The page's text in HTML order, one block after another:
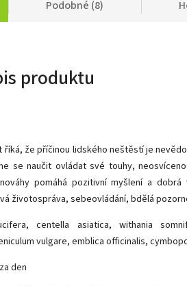
Podobné (8)
produktu
že příčinou lidského neštěstí je
se naučit ovládat své touhy,
pomáhá pozitivní myšlení a dobrá
životospráva, sebeovládání, bdělá
centella asiatica, withania
vulgare, emblica officinalis,
den